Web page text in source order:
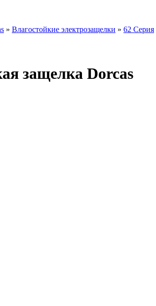
» Влагостойкие электрозащелки » 62 Серия
защелка Dorcas